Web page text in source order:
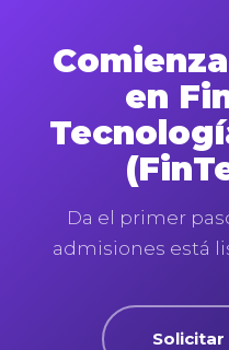
en
Da el primer
admisiones está